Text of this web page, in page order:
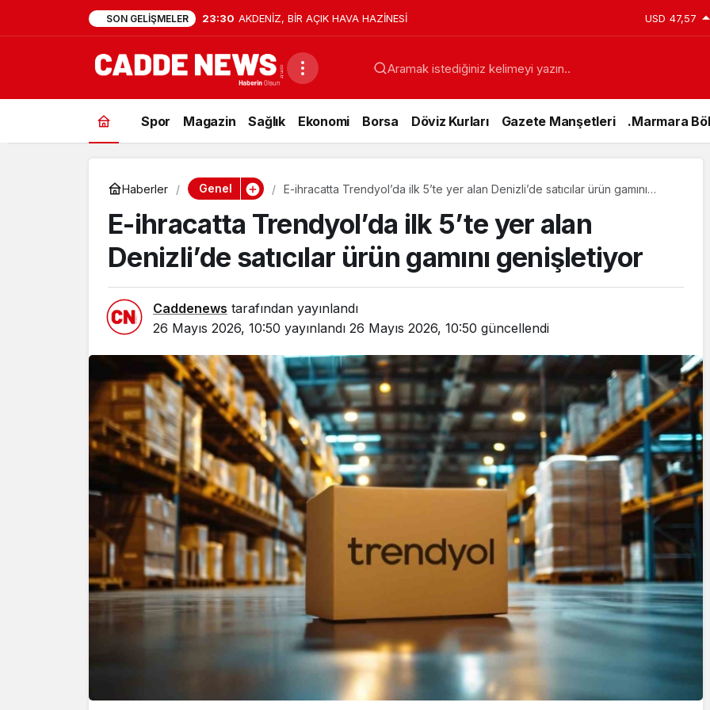
SON GELIŞMELER 23:30 AKDENİZ, BİR AÇIK HAVA HAZİNESİ USD 47,57
Aramak istediğiniz kelimeyi yazın..
Spor Magazin Sağlık Ekonomi Borsa Döviz Kurları Gazete Manşetleri .Marmara
Haberler Genel
E-ihracatta Trendyol’da ilk 5’te yer alan Denizli’de satıcılar ürün gamını
E-ihracatta Trendyol’da ilk 5’te yer alan
Denizli’de satıcılar ürün gamını genişletiyor
Caddenews tarafından yayınlandı
26 Mayıs 2026, 10:50 yayınlandı 26 Mayıs 2026, 10:50 güncellendi
Yazarlar
AKDENİZ, BİR AÇIK
HAVA HAZİNESİ
Genel
Cumhurbaşkanı
Erdoğan’a Suikast
Girişiminde Bulunan
FETÖ Firarisi B.K.
Afyonkarahisar’da
Yakalandı